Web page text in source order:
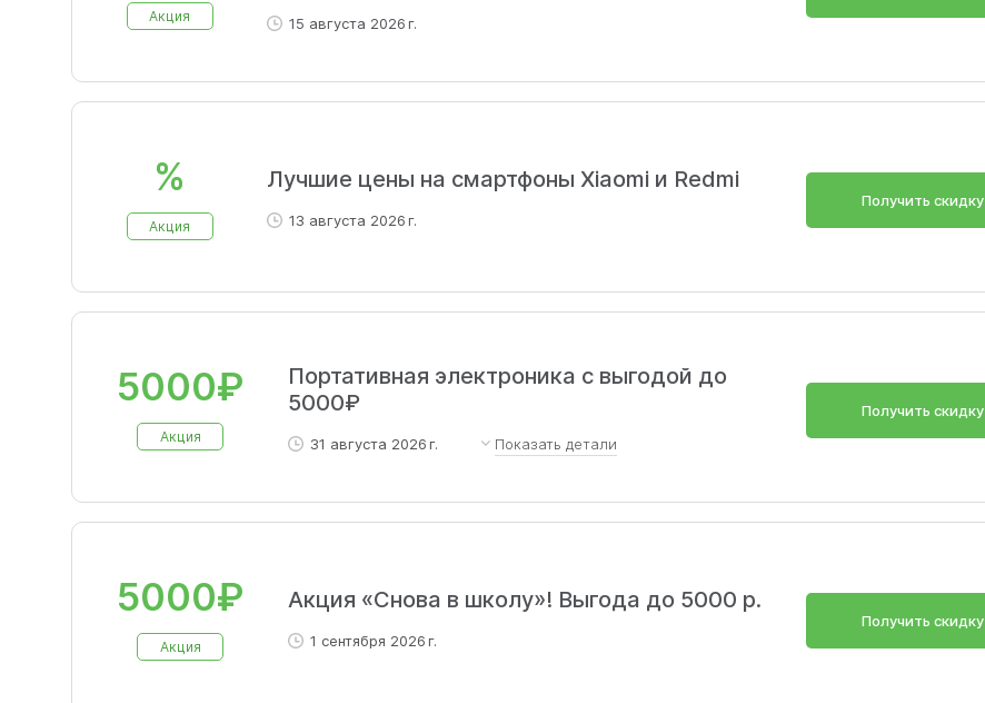
Акция 15 августа 2026 г.
%
Акция
Лучшие цены на смартфоны Xiaomi и Redmi
13 августа 2026 г.
Получить скидку
5000₽
Акция
Портативная электроника с выгодой до
5000₽
31 августа 2026 г. Показать детали
Получить скидку
Скидка до 5000 р. на смартфоны и планшеты. Для всех пользователей. Без ограничений на
5000₽
Акция
Акция «Снова в школу»! Выгода до 5000 р.
1 сентября 2026 г.
Получить скидку